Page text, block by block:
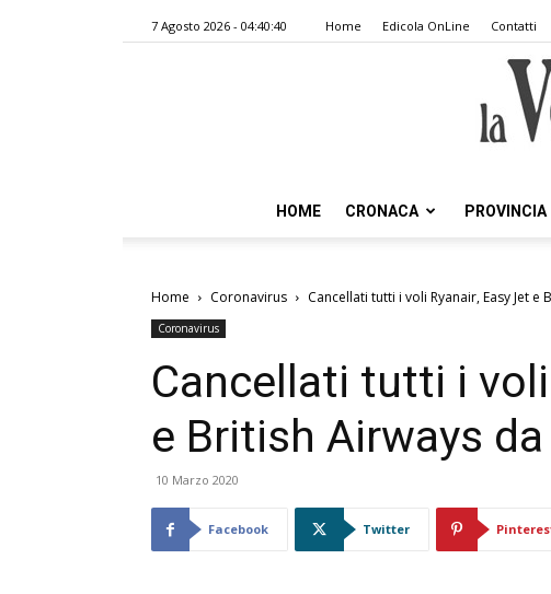
7 Agosto 2026 - 04:40:40 Home Edicola OnLine Contatti
HOME CRONACA PROVINCIA
Home Coronavirus Cancellati tutti i voli Ryanair, Easy Jet e
Coronavirus
Cancellati tutti i
e British Airways da
10 Marzo 2020
Facebook Twitter